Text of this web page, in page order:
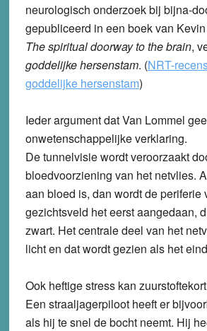
neurologisch onderzoek bij bijna-
gepubliceerd in een boek van
The spiritual doorway to the brain,
goddelijke hersenstam. (NRT-
goddelijke hersenstam)
Ieder argument dat Van Lommel
onwetenschappelijke verklaring.
De tunnelvisie wordt veroorzaakt
bloedvoorziening van het netvlies.
aan bloed is, dan wordt de periferie
gezichtsveld het eerst aangedaan,
zwart. Het centrale deel van het
licht en dat wordt gezien als het
Ook heftige stress kan
Een straaljagerpiloot heeft er
als hij te snel de bocht neemt. Hij